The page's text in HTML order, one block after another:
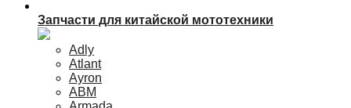
Запчасти для китайской мототехники
Adly
Atlant
Ayron
ABM